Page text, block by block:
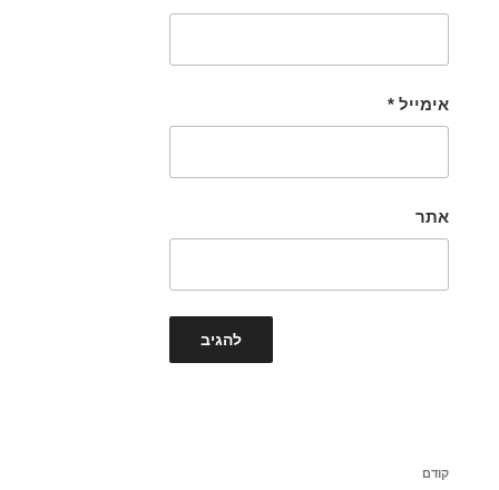
אימייל *
אתר
הפוסט
קודם